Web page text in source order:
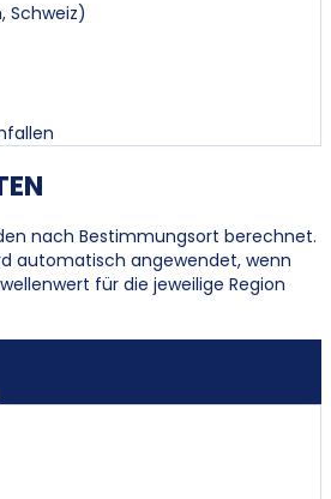
Schweiz)
nach Bestimmungsort berechnet.
automatisch angewendet, wenn
für die jeweilige Region